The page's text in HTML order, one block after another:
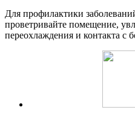
Для профилактики
проветривайте помещение,
переохлаждения и контакта с